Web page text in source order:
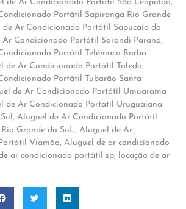
de Ar Condicionado Portátil São Leopoldo,
Portátil Sapiranga Rio Grande
de Ar Condicionado Portátil Sapucaia do
Ar Condicionado Portátil Sarandi Paraná,
Portátil Telêmaco Borba
de Ar Condicionado Portátil Toledo,
Portátil Tubarão Santa
de Ar Condicionado Portátil Umuarama
de Ar Condicionado Portátil Uruguaiana
, Aluguel de Ar Condicionado Portátil
Grande do SuL, Aluguel de Ar
Viamão, Aluguel de ar condicionado
ar condicionado portátil sp, locação de ar